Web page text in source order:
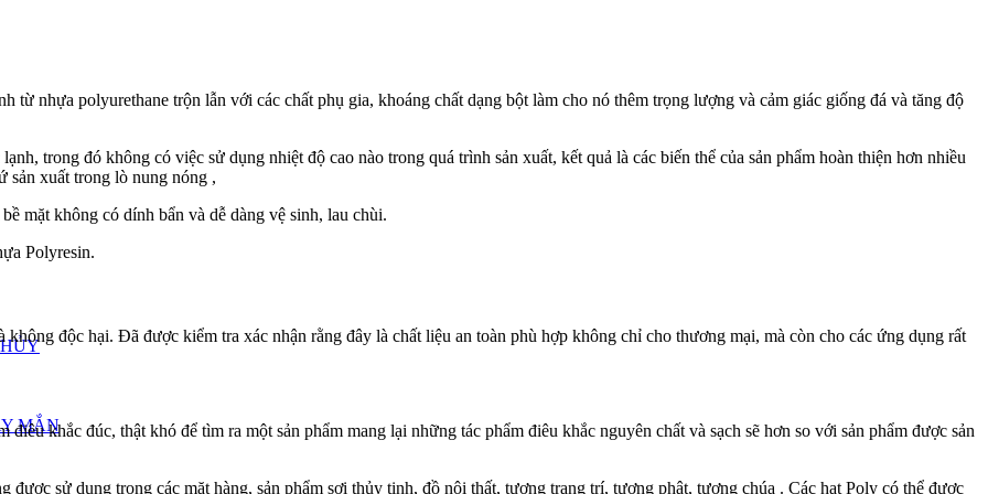
MẮN
từ nhựa polyurethane trộn lẫn với các chất phụ gia, khoáng chất dạng bột làm cho nó thêm trọng lượng và cảm giác giống đá và tăng độ
trong đó không có việc sử dụng nhiệt độ cao nào trong quá trình sản xuất, kết quả là các biến thể của sản phẩm hoàn thiện hơn nhiều
sản xuất trong lò nung nóng ,
mặt không có dính bẩn và dễ dàng vệ sinh, lau chùi.
Polyresin.
độc hại. Đã được kiểm tra xác nhận rằng đây là chất liệu an toàn phù hợp không chỉ cho thương mại, mà còn cho các ứng dụng rất
khắc đúc, thật khó để tìm ra một sản phẩm mang lại những tác phẩm điêu khắc nguyên chất và sạch sẽ hơn so với sản phẩm được sản
sử dụng trong các mặt hàng, sản phẩm sợi thủy tinh, đồ nội thất, tượng trang trí, tượng phật, tượng chúa . Các hạt Poly có thể được